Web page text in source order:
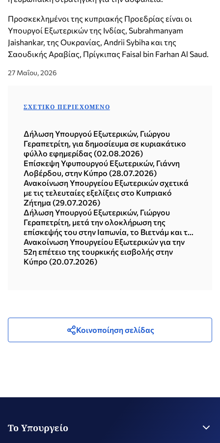
Προσκεκλημένοι της κυπριακής Προεδρίας είναι οι
Υπουργοί Εξωτερικών της Ινδίας, Subrahmanyam
Jaishankar, της Ουκρανίας, Andrii Sybiha και της
Σαουδικής Αραβίας, Πρίγκιπας Faisal bin Farhan Al Saud.
27 Μαΐου, 2026
ΣΧΕΤΙΚΌ ΠΕΡΙΕΧΌΜΕΝΟ
Δήλωση Υπουργού Εξωτερικών, Γιώργου
Γεραπετρίτη, για δημοσίευμα σε κυριακάτικο
φύλλο εφημερίδας (02.08.2026)
Επίσκεψη Υφυπουργού Εξωτερικών, Γιάννη
Λοβέρδου, στην Κύπρο (28.07.2026)
Ανακοίνωση Υπουργείου Εξωτερικών σχετικά
με τις τελευταίες εξελίξεις στο Κυπριακό
Ζήτημα (29.07.2026)
Δήλωση Υπουργού Εξωτερικών, Γιώργου
Γεραπετρίτη, μετά την ολοκλήρωση της
επίσκεψής του στην Ιαπωνία, το Βιετνάμ και τη
Δημοκρατία της Κορέας (Σεούλ, 21.07.2026)
Ανακοίνωση Υπουργείου Εξωτερικών για την
52η επέτειο της τουρκικής εισβολής στην
Κύπρο (20.07.2026)
Κοινοποίηση σελίδας
Το Υπουργείο